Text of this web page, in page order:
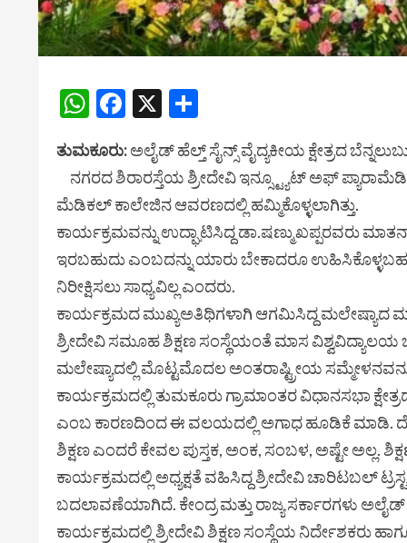
WhatsApp
Facebook
X
ತುಮಕೂರು:ಅಲೈಡ್ ಹೆಲ್ತ್ ಸೈನ್ಸ್ ವೈದ್ಯಕೀಯ ಕ್ಷೇತ್ರದ
ನಗರದ ಶಿರಾರಸ್ತೆಯ ಶ್ರೀದೇವಿ ಇನ್ಸ್ಟ್ಯೂಟ್ ಅಫ್
ಮೆಡಿಕಲ್ ಕಾಲೇಜಿನ ಆವರಣದಲ್ಲಿ ಹಮ್ಮಿಕೊಳ್ಳಲಾಗಿತ್ತು.
ಕಾರ್ಯಕ್ರಮವನ್ನು ಉದ್ಘಾಟಿಸಿದ್ದ ಡಾ.ಷಣ್ಮುಖಪ್ಪರವರು
ಇರಬಹುದು ಎಂಬದನ್ನು ಯಾರು ಬೇಕಾದರೂ
ನಿರೀಕ್ಷಿಸಲು ಸಾಧ್ಯವಿಲ್ಲ ಎಂದರು.
ಕಾರ್ಯಕ್ರಮದ ಮುಖ್ಯಅತಿಥಿಗಳಾಗಿ ಆಗಮಿಸಿದ್ದ ಮಲೇಷ್ಯಾದ
ಶ್ರೀದೇವಿ ಸಮೂಹ ಶಿಕ್ಷಣ ಸಂಸ್ಥೆಯಂತೆ ಮಾಸ ವಿಶ್ವವಿದ್ಯಾಲಯ
ಮಲೇಷ್ಯಾದಲ್ಲಿ ಮೊಟ್ಟಮೊದಲ ಅಂತರಾಷ್ಟ್ರೀಯ
ಕಾರ್ಯಕ್ರಮದಲ್ಲಿ ತುಮಕೂರು ಗ್ರಾಮಾಂತರ ವಿಧಾನಸಭಾ
ಎಂಬ ಕಾರಣದಿಂದ ಈ ವಲಯದಲ್ಲಿ ಅಗಾಧ ಹೂಡಿಕೆ ಮಾಡಿ.
ಶಿಕ್ಷಣ ಎಂದರೆ ಕೇವಲ ಪುಸ್ತಕ, ಅಂಕ, ಸಂಬಳ, ಅಷ್ಟೇ ಅಲ್ಲ.
ಕಾರ್ಯಕ್ರಮದಲ್ಲಿ ಅಧ್ಯಕ್ಷತೆ ವಹಿಸಿದ್ದ ಶ್ರೀದೇವಿ ಚಾರಿಟಬಲ್
ಬದಲಾವಣೆಯಾಗಿದೆ. ಕೇಂದ್ರ ಮತ್ತು ರಾಜ್ಯ ಸರ್ಕಾರಗಳು
ಕಾರ್ಯಕ್ರಮದಲ್ಲಿ ಶ್ರೀದೇವಿ ಶಿಕ್ಷಣ ಸಂಸ್ಥೆಯ ನಿರ್ದೇಶಕರು